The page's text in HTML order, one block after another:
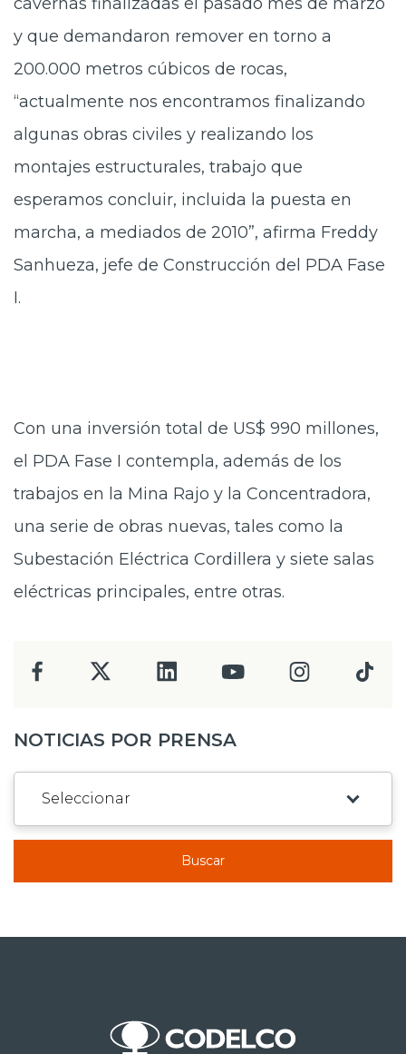
y que demandaron remover en torno a
200.000 metros cúbicos de rocas,
“actualmente nos encontramos finalizando
algunas obras civiles y realizando los
montajes estructurales, trabajo que
esperamos concluir, incluida la puesta en
marcha, a mediados de 2010”, afirma Freddy
Sanhueza, jefe de Construcción del PDA Fase
I.
Con una inversión total de US$ 990 millones,
el PDA Fase I contempla, además de los
trabajos en la Mina Rajo y la Concentradora,
una serie de obras nuevas, tales como la
Subestación Eléctrica Cordillera y siete salas
eléctricas principales, entre otras.
NOTICIAS POR PRENSA
Buscar